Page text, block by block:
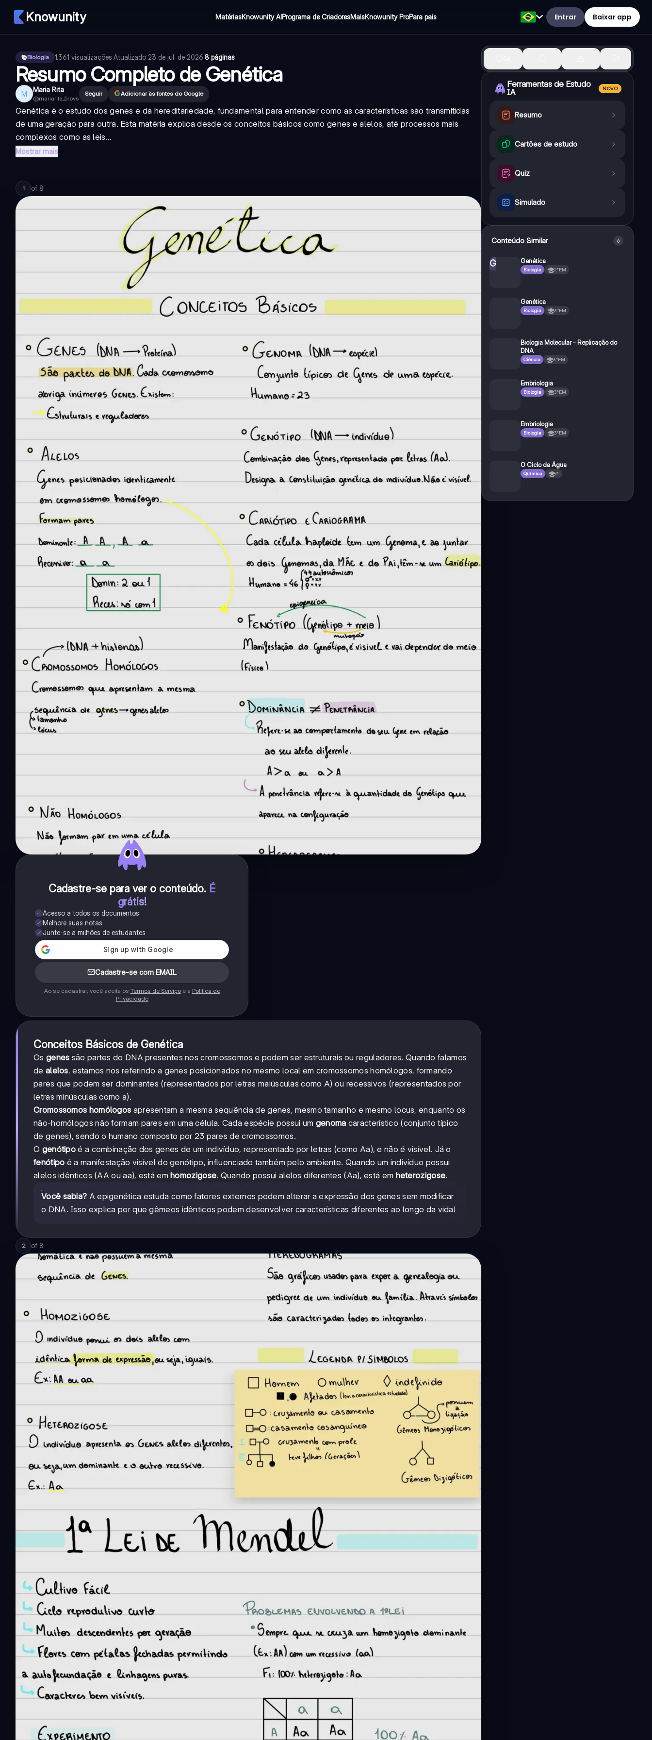
Knowunity MatériasKnowunity AIPrograma de CriadoresMaisKnowunity ProPara pais Entrar Baixar app
Biologia 1.361 visualizações·Atualizado 23 de jul. de 2026·8 páginas
Resumo Completo de Genética
M Maria Rita
@mariarita_5rbvs
Seguir Adicionar às fontes do Google
Genética é o estudo dos genes e da hereditariedade, fundamental para entender como as características são transmitidas
de uma geração para outra. Esta matéria explica desde os conceitos básicos como genes e alelos, até processos mais
complexos como as leis...
Mostrar mais
1 of 8
Cadastre-se para ver o conteúdo. É
grátis!
Acesso a todos os documentos
Melhore suas notas
Junte-se a milhões de estudantes
Cadastre-se com EMAIL
Ao se cadastrar, você aceita os Termos de Serviçoe a Política de
Privacidade
Conceitos Básicos de Genética
Os genes são partes do DNA presentes nos cromossomos e podem ser estruturais ou reguladores. Quando falamos
de alelos, estamos nos referindo a genes posicionados no mesmo local em cromossomos homólogos, formando
pares que podem ser dominantes (representados por letras maiúsculas como A) ou recessivos (representados por
letras minúsculas como a).
Cromossomos homólogos apresentam a mesma sequência de genes, mesmo tamanho e mesmo locus, enquanto os
não-homólogos não formam pares em uma célula. Cada espécie possui um genoma característico (conjunto típico
de genes), sendo o humano composto por 23 pares de cromossomos.
O genótipo é a combinação dos genes de um indivíduo, representado por letras (como Aa), e não é visível. Já o
fenótipo é a manifestação visível do genótipo, influenciado também pelo ambiente. Quando um indivíduo possui
alelos idênticos (AA ou aa), está em homozigose. Quando possui alelos diferentes (Aa), está em heterozigose.
Você sabia? A epigenética estuda como fatores externos podem alterar a expressão dos genes sem modificar
o DNA. Isso explica por que gêmeos idênticos podem desenvolver características diferentes ao longo da vida!
2 of 8
Ferramentas de Estudo
IA
NOVO
Resumo
Cartões de estudo
Quiz
Simulado
Conteúdo Similar 6
G Genética
Biologia 2°EM
Genética
Biologia 3°EM
Biologia Molecular - Replicação do
DNA
Ciência 3°EM
Embriologia
Biologia 3°EM
Embriologia
Biologia 3°EM
O Ciclo da Água
Química 6°